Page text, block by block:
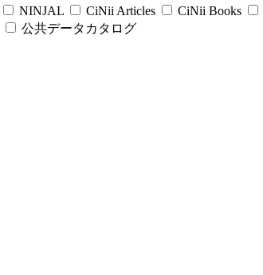
NINJAL CiNii Articles CiNii Books
公共データカタログ